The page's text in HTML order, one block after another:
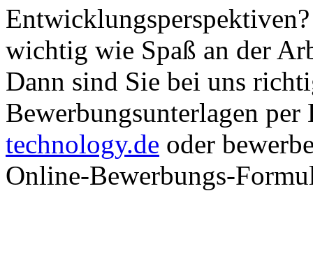
wichtig wie Spaß an der
Dann sind Sie bei uns
Bewerbungsunterlagen
technology.de oder
Online-Bewerbungs-